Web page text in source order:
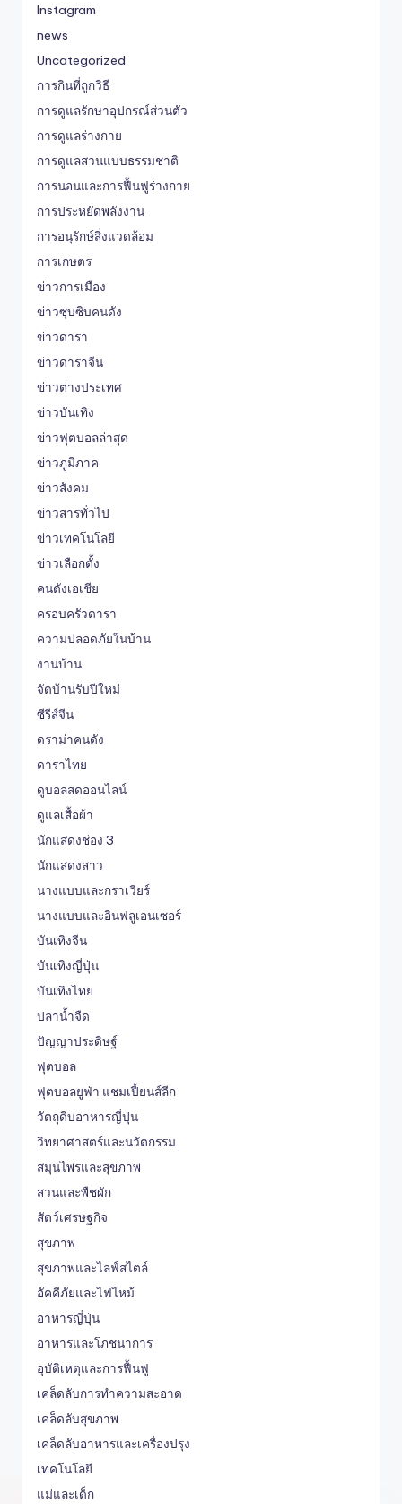
Instagram
news
Uncategorized
การกินที่ถูกวิธี
การดูแลรักษาอุปกรณ์ส่วนตัว
การดูแลร่างกาย
การดูแลสวนแบบธรรมชาติ
การนอนและการฟื้นฟูร่างกาย
การประหยัดพลังงาน
การอนุรักษ์สิ่งแวดล้อม
การเกษตร
ข่าวการเมือง
ข่าวซุบซิบคนดัง
ข่าวดารา
ข่าวดาราจีน
ข่าวต่างประเทศ
ข่าวบันเทิง
ข่าวฟุตบอลล่าสุด
ข่าวภูมิภาค
ข่าวสังคม
ข่าวสารทั่วไป
ข่าวเทคโนโลยี
ข่าวเลือกตั้ง
คนดังเอเชีย
ครอบครัวดารา
ความปลอดภัยในบ้าน
งานบ้าน
จัดบ้านรับปีใหม่
ซีรีส์จีน
ดราม่าคนดัง
ดาราไทย
ดูบอลสดออนไลน์
ดูแลเสื้อผ้า
นักแสดงช่อง 3
นักแสดงสาว
นางแบบและกราเวียร์
นางแบบและอินฟลูเอนเซอร์
บันเทิงจีน
บันเทิงญี่ปุ่น
บันเทิงไทย
ปลาน้ำจืด
ปัญญาประดิษฐ์
ฟุตบอล
ฟุตบอลยูฟ่า แชมเปี้ยนส์ลีก
วัตถุดิบอาหารญี่ปุ่น
วิทยาศาสตร์และนวัตกรรม
สมุนไพรและสุขภาพ
สวนและพืชผัก
สัตว์เศรษฐกิจ
สุขภาพ
สุขภาพและไลฟ์สไตล์
อัคคีภัยและไฟไหม้
อาหารญี่ปุ่น
อาหารและโภชนาการ
อุบัติเหตุและการฟื้นฟู
เคล็ดลับการทำความสะอาด
เคล็ดลับสุขภาพ
เคล็ดลับอาหารและเครื่องปรุง
เทคโนโลยี
แม่และเด็ก